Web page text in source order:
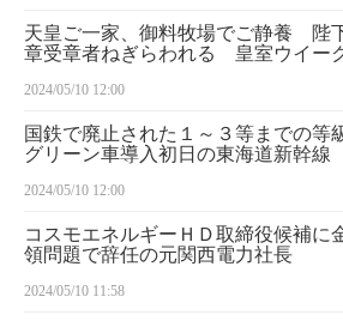
天皇ご一家、御料牧場でご静養 陛
章受章者ねぎらわれる 皇室ウイー
2024/05/10 12:00
国鉄で廃止された１～３等までの
グリーン車導入初日の東海道新幹
2024/05/10 12:00
コスモエネルギーＨＤ取締役候補に
領問題で辞任の元関西電力社長
2024/05/10 11:58